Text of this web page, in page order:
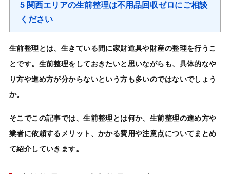
5関西エリアの生前整理は不用品回収ゼロにご相談
ください
生前整理とは、生きている間に家財道具や財産の整理を行うこ
とです。 生前整理をしておきたいと思いながらも、具体的なや
り方や進め方が分からないという方も多いのではないでしょう
か。
そこでこの記事では、生前整理とは何か、 生前整理の進め方や
業者に依頼するメリット、かかる費用や注意点についてまとめ
て紹介していきます。